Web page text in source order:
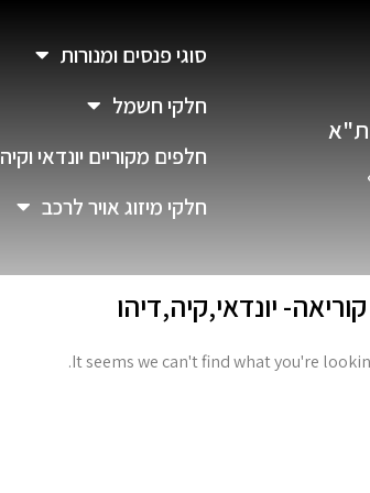
סוגי פנסים ומנורות
חלקי חשמל
חלפים מקוריים יונדאי וקיה
חלקי מיזוג אויר לרכב
קוריאה- יונדאי,קיה,דיהו
It seems we can't find what you're